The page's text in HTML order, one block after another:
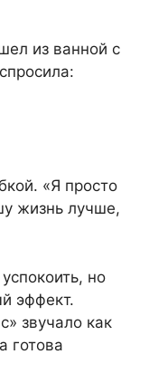
из ванной с
«Я просто
жизнь лучше,
но
эффект.
звучало как
готова